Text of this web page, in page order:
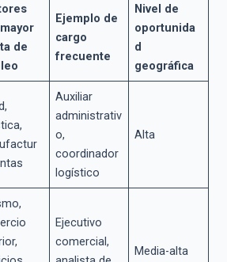
de
Ejemplo de
cargo
frecuente
Nivel de
oportunida
d
geográfica
Auxiliar
administrativ
o,
coordinador
logístico
Alta
Ejecutivo
comercial,
Media-alta